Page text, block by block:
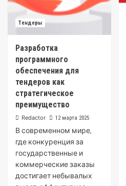
Тендеры
Разработка
программного
обеспечения для
тендеров как
стратегическое
преимущество
Redactor 12 марта 2025
В современном мире‚
где конкуренция за
государственные и
коммерческие заказы
достигает небывалых